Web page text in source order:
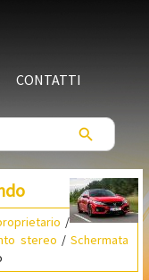
CONTATTI
/
stereo /Schermata